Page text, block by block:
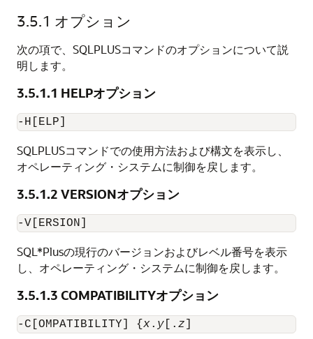
3.5.1 オプション
次の項で、SQLPLUSコマンドのオプションについて説
明します。
3.5.1.1 HELPオプション
-H[ELP]
SQLPLUSコマンドでの使用方法および構文を表示し、
オペレーティング・システムに制御を戻します。
3.5.1.2 VERSIONオプション
-V[ERSION]
SQL*Plusの現行のバージョンおよびレベル番号を表示
し、オペレーティング・システムに制御を戻します。
3.5.1.3 COMPATIBILITYオプション
-C[OMPATIBILITY] {x. y [. z